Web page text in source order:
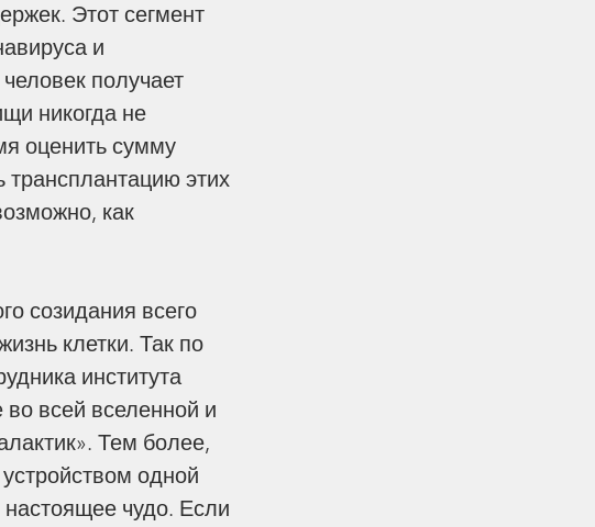
Этот сегмент
и
получает
никогда не
оценить сумму
трансплантацию этих
как
клетки. Так по
института
всей вселенной и
Тем более,
одной
настоящее чудо. Если